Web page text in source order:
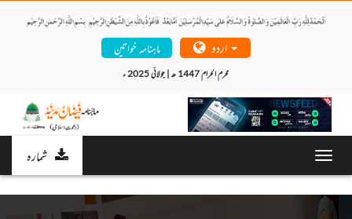
ماہنامہ خواتین
محرم الحرام 1447 ھ | جولائی 2025 ء
شمارہ